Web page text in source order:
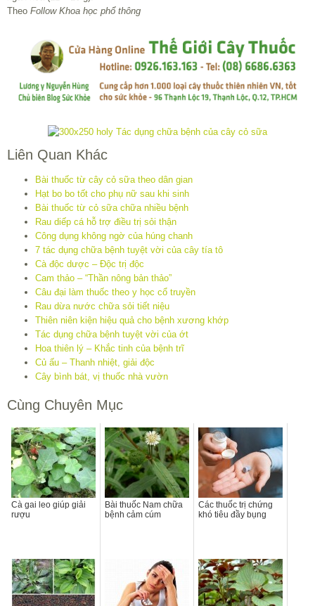
Theo Follow Khoa học phổ thông
Liên Quan Khác
Bài thuốc từ cây cỏ sữa theo dân gian
Hạt bo bo tốt cho phụ nữ sau khi sinh
Bài thuốc từ cỏ sữa chữa nhiều bệnh
Rau diếp cá hỗ trợ điều trị sỏi thận
Công dụng không ngờ của húng chanh
7 tác dụng chữa bệnh tuyệt vời của cây tía tô
Cà độc dược – Độc trị độc
Cam thảo – “Thần nông bản thảo”
Câu đại làm thuốc theo y học cổ truyền
Rau dừa nước chữa sỏi tiết niệu
Thiên niên kiện hiệu quả cho bệnh xương khớp
Tác dụng chữa bệnh tuyệt vời của ớt
Hoa thiên lý – Khắc tinh của bệnh trĩ
Củ ấu – Thanh nhiệt, giải độc
Cây bình bát, vị thuốc nhà vườn
Cùng Chuyên Mục
Cà gai leo giúp giải
rượu
Bài thuốc Nam chữa
bệnh cảm cúm
Các thuốc trị chứng
khó tiêu đầy bụng